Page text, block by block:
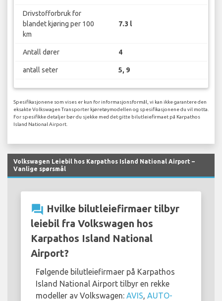
Drivstofforbruk for
blandet kjøring per 100
km
7.3 l
Antall dører 4
antall seter 5, 9
Spesifikasjonene som vises er kun for informasjonsformål, vi kan ikke garantere den
eksakte Volkswagen Transporter kjøretøymodellen og spesifikasjonene du vil motta.
For spesifikke detaljer bør du sjekke med det gitte bilutleiefirmaet på Karpathos
Island National Airport.
Volkswagen Leiebil hos Karpathos Island National Airport –
Vanlige spørsmål
question_answer Hvilke bilutleiefirmaer tilbyr
leiebil fra Volkswagen hos
Karpathos Island National
Airport?
Følgende bilutleiefirmaer på Karpathos
Island National Airport tilbyr en rekke
modeller av Volkswagen: AVIS, AUTO-